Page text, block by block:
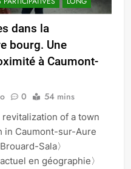
dans la
bourg. Une
à Caumont-
0 54 mins
of a town
in Caumont-sur-Aure
Sala〉
en géographie〉